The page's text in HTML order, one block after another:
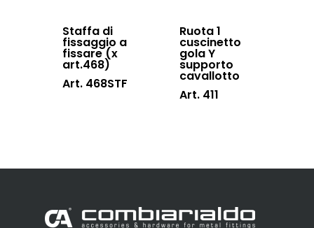
Staffa di
fissaggio a
fissare (x
art.468)
Art. 468STF
Ruota 1
cuscinetto
gola Y
supporto
cavallotto
Art. 411